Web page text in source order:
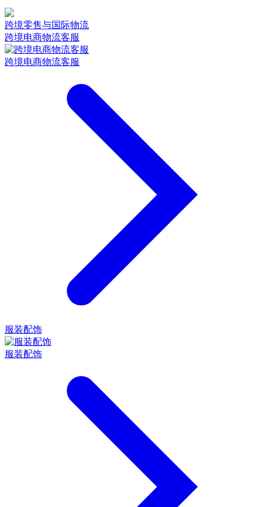
跨境零售与国际物流
跨境电商物流客服
跨境电商物流客服
服装配饰
服装配饰